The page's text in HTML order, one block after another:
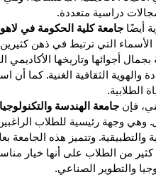
دراسية متعددة.
أيضًا جامعة كلية الحكومة في
التي ترتبط في ذهن كثيرين
بجمال أجوائها وتاريخها
والهوية الثقافية الغنية. كما
الطلابية.
فإن جامعة الهندسة
وهي وجهة رئيسية للطلاب
وتتميز هذه الجامعة
كثير من الطلاب على أنها خيار
والتطوير الصناعي.